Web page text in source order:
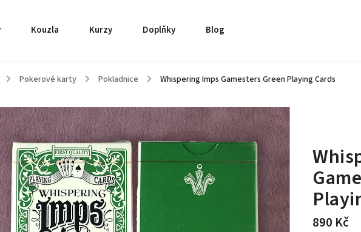
Kouzla Kurzy Doplňky Blog
/ Pokerové karty / Pokladnice / Whispering Imps Gamesters Green Playing Cards
890 Kč